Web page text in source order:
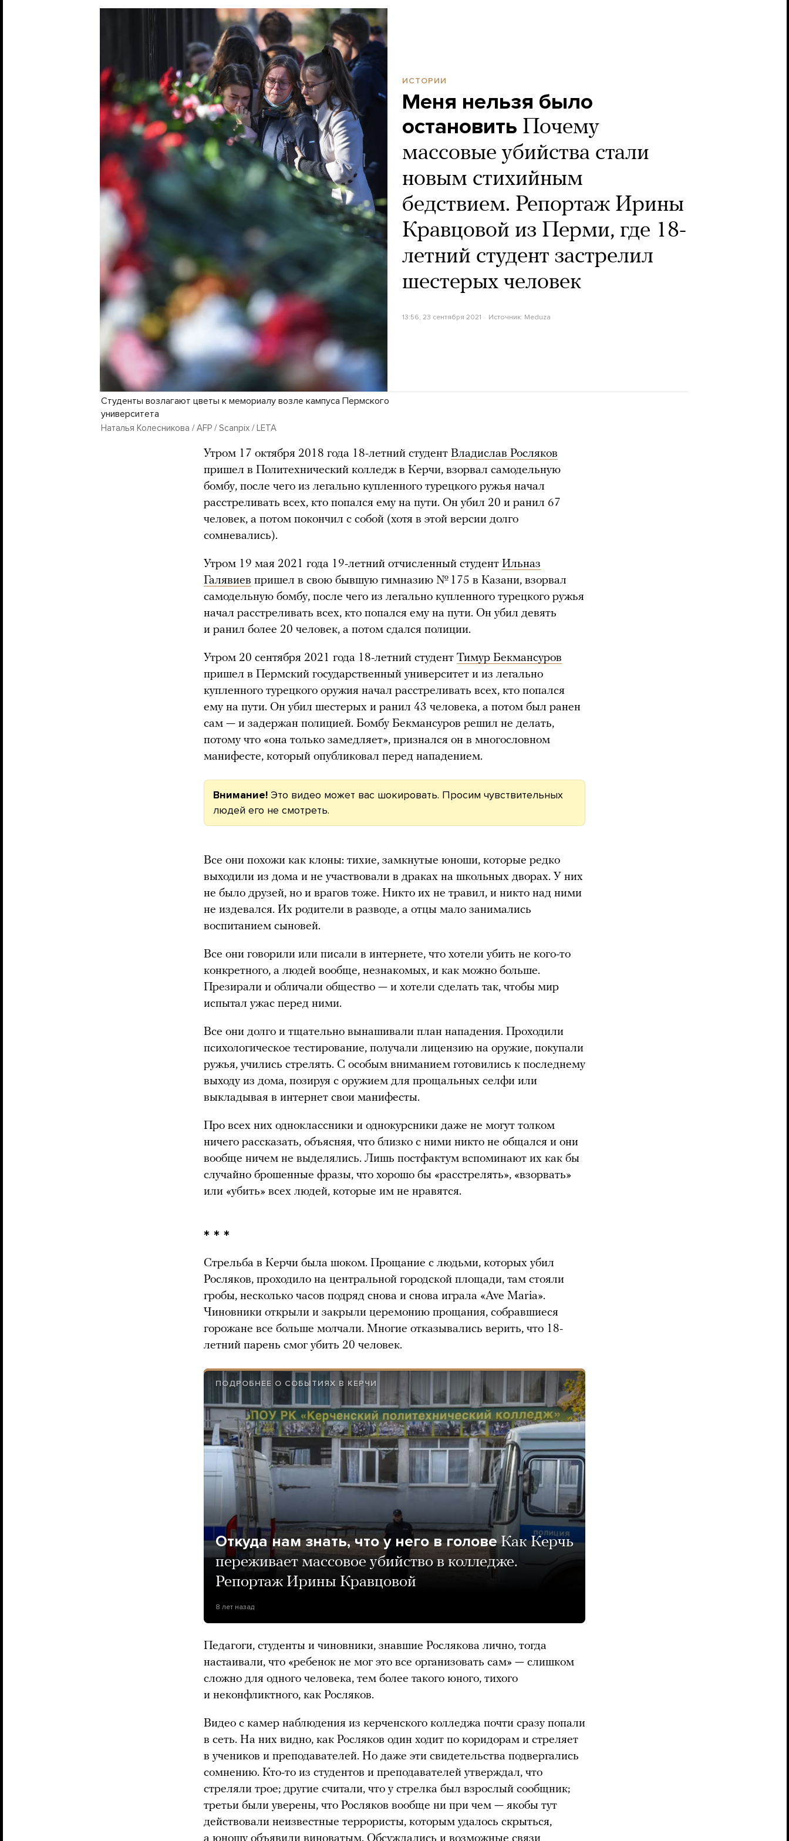
ИСТОРИИ
Меня нельзя было
остановить Почему
массовые убийства стали
новым стихийным
бедствием. Репортаж Ирины
Кравцовой из Перми, где 18-
летний студент застрелил
шестерых человек
13:56, 23 сентября 2021 Источник: Meduza
Студенты возлагают цветы к мемориалу возле кампуса Пермского
университета
Наталья Колесникова / AFP / Scanpix / LETA
Утром 17 октября 2018 года 18-летний студент Владислав Росляков
пришел в Политехнический колледж в Керчи, взорвал самодельную
бомбу, после чего из легально купленного турецкого ружья начал
расстреливать всех, кто попался ему на пути. Он убил 20 и ранил 67
человек, а потом покончил с собой (хотя в этой версии долго
сомневались).
Утром 19 мая 2021 года 19-летний отчисленный студент Ильназ
Галявиев пришел в свою бывшую гимназию № 175 в Казани, взорвал
самодельную бомбу, после чего из легально купленного турецкого ружья
начал расстреливать всех, кто попался ему на пути. Он убил девять
и ранил более 20 человек, а потом сдался полиции.
Утром 20 сентября 2021 года 18-летний студент Тимур Бекмансуров
пришел в Пермский государственный университет и из легально
купленного турецкого оружия начал расстреливать всех, кто попался
ему на пути. Он убил шестерых и ранил 43 человека, а потом был ранен
сам — и задержан полицией. Бомбу Бекмансуров решил не делать,
потому что «она только замедляет», признался он в многословном
манифесте, который опубликовал перед нападением.
Внимание! Это видео может вас шокировать. Просим чувствительных
людей его не смотреть.
Все они похожи как клоны: тихие, замкнутые юноши, которые редко
выходили из дома и не участвовали в драках на школьных дворах. У них
не было друзей, но и врагов тоже. Никто их не травил, и никто над ними
не издевался. Их родители в разводе, а отцы мало занимались
воспитанием сыновей.
Все они говорили или писали в интернете, что хотели убить не кого-то
конкретного, а людей вообще, незнакомых, и как можно больше.
Презирали и обличали общество — и хотели сделать так, чтобы мир
испытал ужас перед ними.
Все они долго и тщательно вынашивали план нападения. Проходили
психологическое тестирование, получали лицензию на оружие, покупали
ружья, учились стрелять. С особым вниманием готовились к последнему
выходу из дома, позируя с оружием для прощальных селфи или
выкладывая в интернет свои манифесты.
Про всех них одноклассники и однокурсники даже не могут толком
ничего рассказать, объясняя, что близко с ними никто не общался и они
вообще ничем не выделялись. Лишь постфактум вспоминают их как бы
случайно брошенные фразы, что хорошо бы «расстрелять», «взорвать»
или «убить» всех людей, которые им не нравятся.
* * *
Стрельба в Керчи была шоком. Прощание с людьми, которых убил
Росляков, проходило на центральной городской площади, там стояли
гробы, несколько часов подряд снова и снова играла «Ave Maria».
Чиновники открыли и закрыли церемонию прощания, собравшиеся
горожане все больше молчали. Многие отказывались верить, что 18-
летний парень смог убить 20 человек.
ПОДРОБНЕЕ О СОБЫТИЯХ В КЕРЧИ
Откуда нам знать, что у него в голове Как Керчь
переживает массовое убийство в колледже.
Репортаж Ирины Кравцовой
8 лет назад
Педагоги, студенты и чиновники, знавшие Рослякова лично, тогда
настаивали, что «ребенок не мог это все организовать сам» — слишком
сложно для одного человека, тем более такого юного, тихого
и неконфликтного, как Росляков.
Видео с камер наблюдения из керченского колледжа почти сразу попали
в сеть. На них видно, как Росляков один ходит по коридорам и стреляет
в учеников и преподавателей. Но даже эти свидетельства подвергались
сомнению. Кто-то из студентов и преподавателей утверждал, что
стреляли трое; другие считали, что у стрелка был взрослый сообщник;
третьи были уверены, что Росляков вообще ни при чем — якобы тут
действовали неизвестные террористы, которым удалось скрыться,
а юношу объявили виноватым. Обсуждались и возможные связи